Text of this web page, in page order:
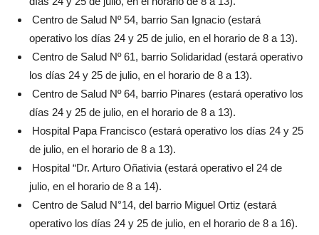
Centro de Salud Nº 54, barrio San Ignacio (estará
operativo los días 24 y 25 de julio, en el horario de 8 a 13).
Centro de Salud Nº 61, barrio Solidaridad (estará operativo
los días 24 y 25 de julio, en el horario de 8 a 13).
Centro de Salud Nº 64, barrio Pinares (estará operativo los
días 24 y 25 de julio, en el horario de 8 a 13).
Hospital Papa Francisco (estará operativo los días 24 y 25
de julio, en el horario de 8 a 13).
Hospital “Dr. Arturo Oñativia (estará operativo el 24 de
julio, en el horario de 8 a 14).
Centro de Salud N°14, del barrio Miguel Ortiz (estará
operativo los días 24 y 25 de julio, en el horario de 8 a 16).